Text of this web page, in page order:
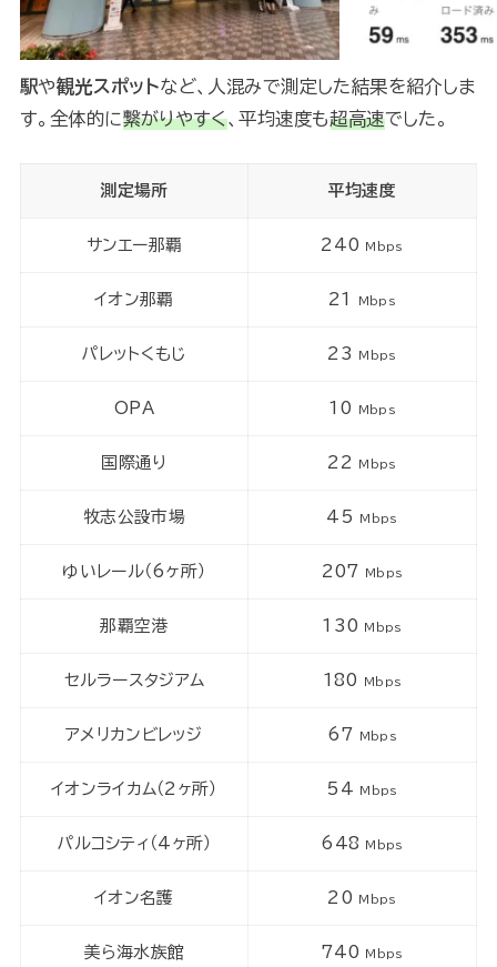
駅や観光スポットなど、人混みで測定した結果を紹介しま
す。全体的に繋がりやすく、平均速度も超高速でした。
測定場所 平均速度
サンエー那覇 240 Mbps
イオン那覇 21 Mbps
パレットくもじ 23 Mbps
OPA 10 Mbps
国際通り 22 Mbps
牧志公設市場 45 Mbps
ゆいレール（6ヶ所） 207 Mbps
那覇空港 130 Mbps
セルラースタジアム 180 Mbps
アメリカンビレッジ 67 Mbps
イオンライカム（2ヶ所） 54 Mbps
パルコシティ（4ヶ所） 648 Mbps
イオン名護 20 Mbps
美ら海水族館 740 Mbps